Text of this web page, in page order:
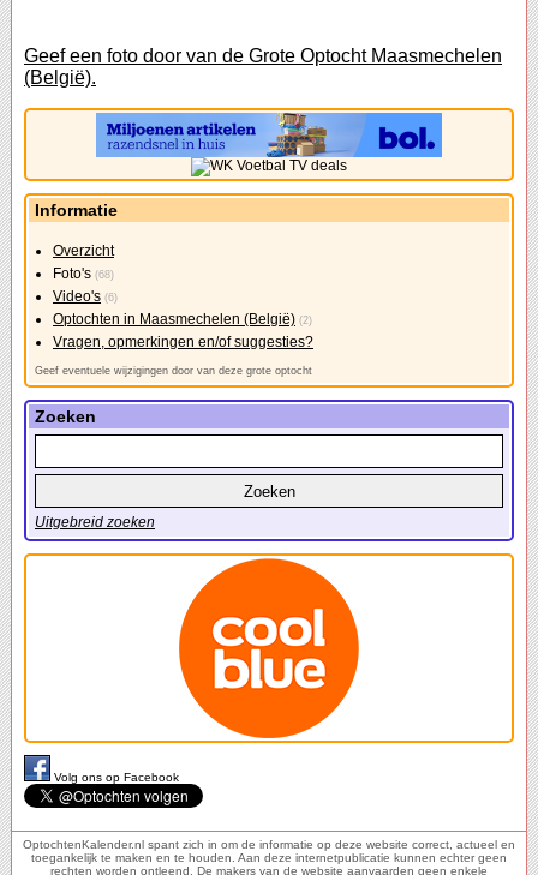
Geef een foto door van de Grote Optocht Maasmechelen
(België).
Informatie
Overzicht
Foto's (68)
Video's (6)
Optochten in Maasmechelen (België) (2)
Vragen, opmerkingen en/of suggesties?
Geef eventuele wijzigingen door van deze grote optocht
Zoeken
Uitgebreid zoeken
Volg ons op Facebook
OptochtenKalender.nl spant zich in om de informatie op deze website correct, actueel en
toegankelijk te maken en te houden. Aan deze internetpublicatie kunnen echter geen
rechten worden ontleend. De makers van de website aanvaarden geen enkele